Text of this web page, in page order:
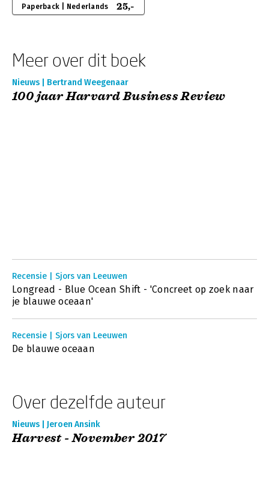
Paperback | Nederlands 25,-
Meer over dit boek
Nieuws | Bertrand Weegenaar
100 jaar Harvard Business Review
Recensie | Sjors van Leeuwen
Longread - Blue Ocean Shift - 'Concreet op zoek naar
je blauwe oceaan'
Recensie | Sjors van Leeuwen
De blauwe oceaan
Over dezelfde auteur
Nieuws | Jeroen Ansink
Harvest - November 2017